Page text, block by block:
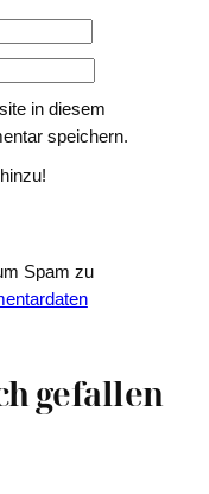
in diesem
speichern.
Spam zu
gefallen